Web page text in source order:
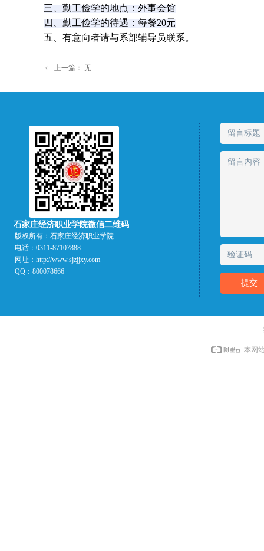
三、勤工俭学的地点：外事会馆
四、勤工俭学的待遇：每餐20元
五、有意向者请与系部辅导员联系。
ꂃ 上一篇： 无
石家庄经济职业学院微信二维码
提交
版权所有： 石家庄经济职业学院
电话： 0311-87107888
网址： http://www.sjzjjxy.com
QQ： 800078666
本网